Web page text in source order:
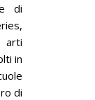
di
arti
in
di